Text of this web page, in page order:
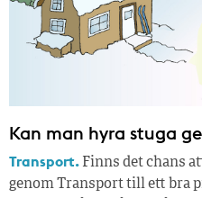
Kan man hyra stuga
Transport. Finns det chans
genom Transport till ett bra